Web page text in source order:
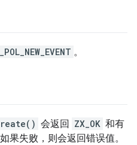
。
会返回 ZX_OK 和有
果失败，则会返回错误值。